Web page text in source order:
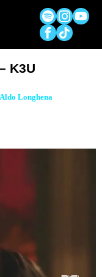
K3U
Aldo Longhena